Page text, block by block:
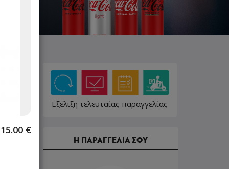
Εξέλιξη τελευταίας παραγγελίας
Η ΠΑΡΑΓΓΕΛΙΑ ΣΟΥ
15.00 €